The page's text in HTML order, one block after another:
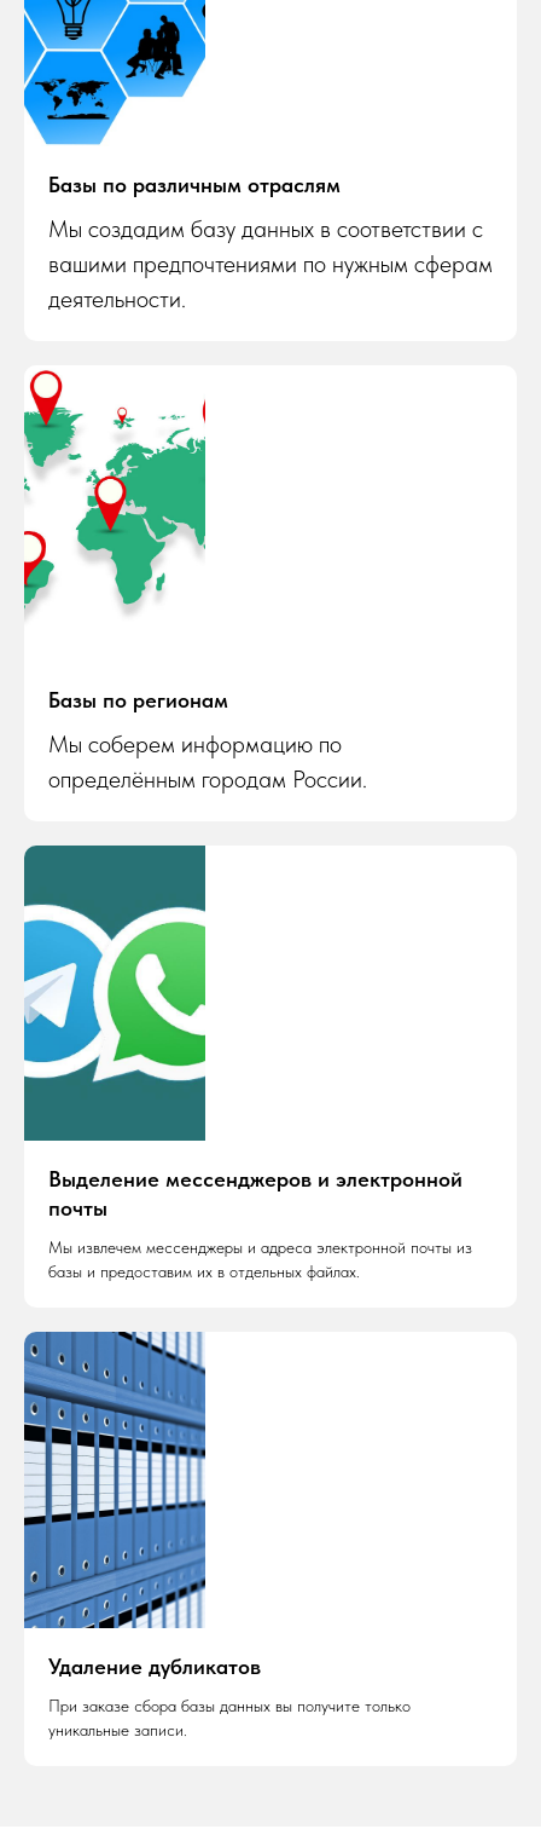
Базы по различным отраслям
Мы создадим базу данных в соответствии с
вашими предпочтениями по нужным сферам
деятельности.
Базы по регионам
Мы соберем информацию по
определённым городам России.
Выделение мессенджеров и электронной
почты
Мы извлечем мессенджеры и адреса электронной почты из
базы и предоставим их в отдельных файлах.
Удаление дубликатов
При заказе сбора базы данных вы получите только
уникальные записи.